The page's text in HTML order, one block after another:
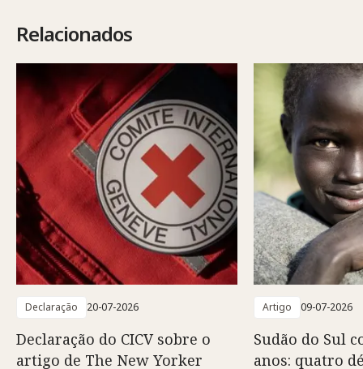
Relacionados
Declaração 20-07-2026
Declaração do CICV sobre o
artigo de The New Yorker
Artigo 09-07-2026
Sudão do Sul
anos: quatro